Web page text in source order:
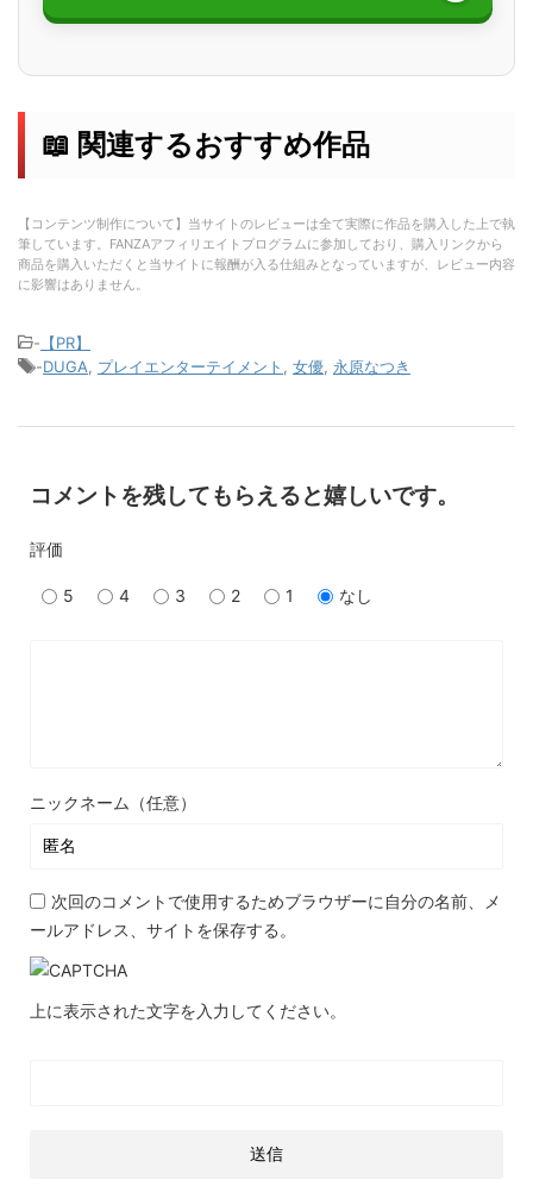
📖 関連するおすすめ作品
【コンテンツ制作について】当サイトのレビューは全て実際に作品を購入した上で執
筆しています。FANZAアフィリエイトプログラムに参加しており、購入リンクから
商品を購入いただくと当サイトに報酬が入る仕組みとなっていますが、レビュー内容
に影響はありません。
- 【PR】
-DUGA, プレイエンターテイメント , 女優, 永原なつき
コメントを残してもらえると嬉しいです。
評価
5 4 3 2 1 なし
ニックネーム（任意）
次回のコメントで使用するためブラウザーに自分の名前、メ
ールアドレス、サイトを保存する。
上に表示された文字を入力してください。